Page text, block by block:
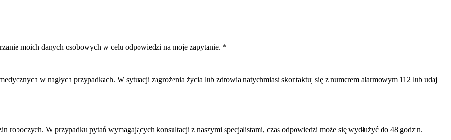
moich danych osobowych w celu odpowiedzi na moje zapytanie. *
w nagłych przypadkach. W sytuacji zagrożenia życia lub zdrowia natychmiast skontaktuj się z numerem alarmowym 112 lub udaj
roboczych. W przypadku pytań wymagających konsultacji z naszymi specjalistami, czas odpowiedzi może się wydłużyć do 48 godzin.